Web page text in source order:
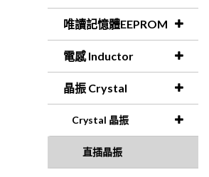
唯讀記憶體EEPROM
電感 Inductor
晶振 Crystal
Crystal 晶振
直插晶振